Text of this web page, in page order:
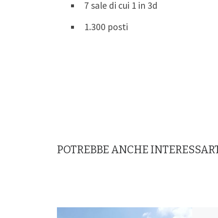
7 sale di cui 1 in 3d
1.300 posti
POTREBBE ANCHE